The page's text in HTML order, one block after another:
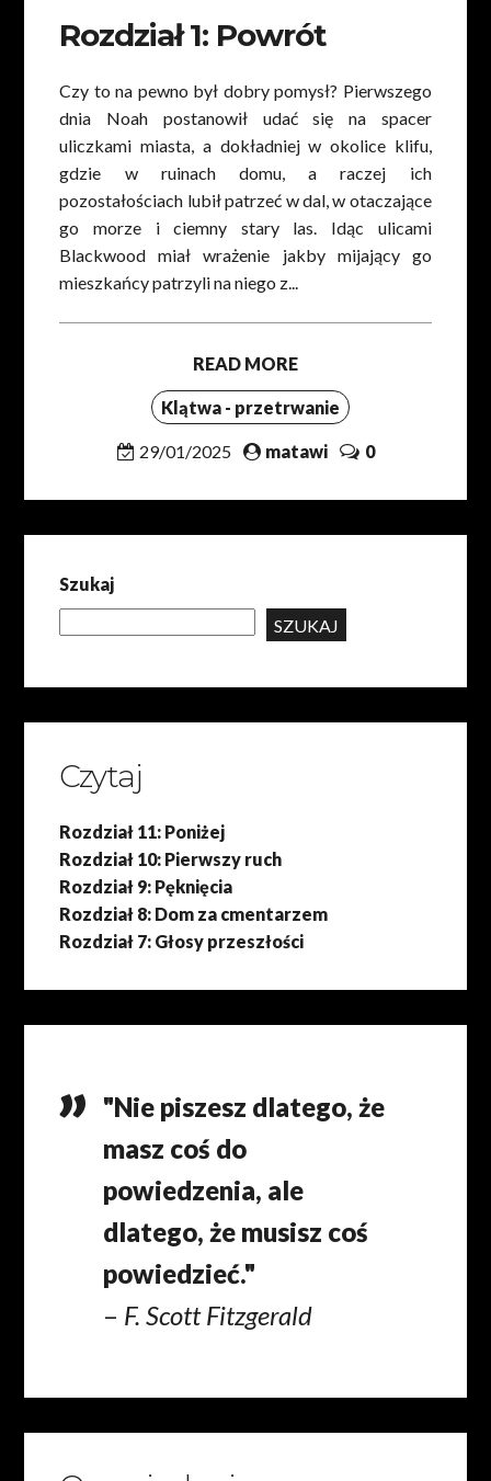
Rozdział 1: Powrót
Czy to na pewno był dobry pomysł? Pierwszego
dnia Noah postanowił udać się na spacer
uliczkami miasta, a dokładniej w okolice klifu,
gdzie w ruinach domu, a raczej ich
pozostałościach lubił patrzeć w dal, w otaczające
go morze i ciemny stary las. Idąc ulicami
Blackwood miał wrażenie jakby mijający go
mieszkańcy patrzyli na niego z...
READ MORE
Klątwa - przetrwanie
29/01/2025 matawi 0
Szukaj
SZUKAJ
Czytaj
Rozdział 11: Poniżej
Rozdział 10: Pierwszy ruch
Rozdział 9: Pęknięcia
Rozdział 8: Dom za cmentarzem
Rozdział 7: Głosy przeszłości
"Nie piszesz dlatego, że
masz coś do
powiedzenia, ale
dlatego, że musisz coś
powiedzieć."
– F. Scott Fitzgerald